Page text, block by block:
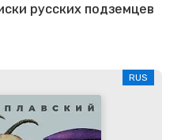
русских подземцев
RUS